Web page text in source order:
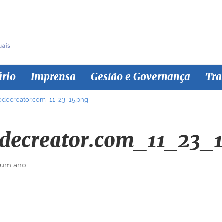
Imprensa Gestão e Governança
ano